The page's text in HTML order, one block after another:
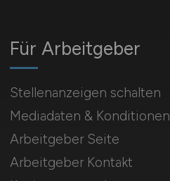
Für Arbeitgeber
Stellenanzeigen schalten
Mediadaten & Konditionen
Arbeitgeber Seite
Arbeitgeber Kontakt